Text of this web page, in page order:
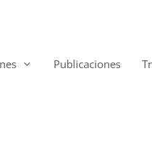
Publicaciones